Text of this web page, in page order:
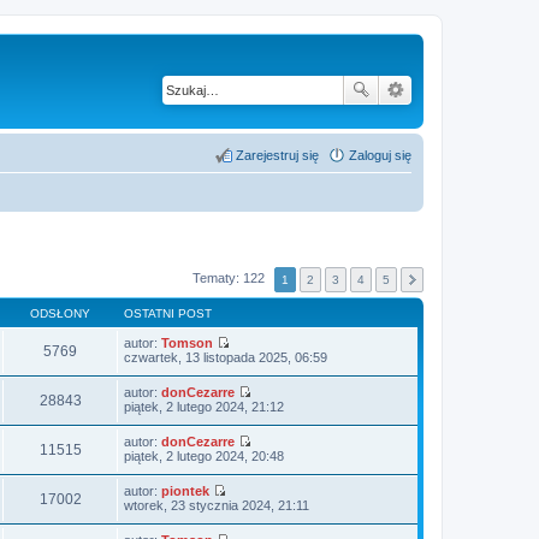
Zaloguj się
Zarejestruj się
Tematy: 122 1 2 3 4 5
ODSŁONY OSTATNI POST
5769 autor: Tomson
W
w
i
e
t
l
j
n
o
czwartek, 13 listopada 2025, 06:59
28843 autor: donCezarre
W
i
e
l
piątek, 2 lutego 2024, 21:12
11515 autor: donCezarre
W
i
e
piątek, 2 lutego 2024, 20:48
17002 autor: piontek
W
wtorek, 23 stycznia 2024, 21:11